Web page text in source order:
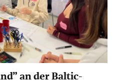
an der Baltic-